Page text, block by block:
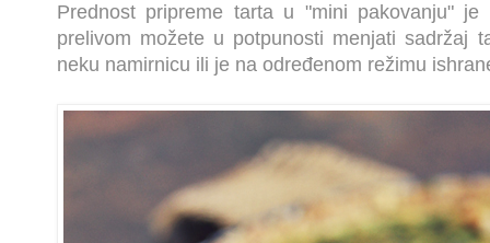
Prednost pripreme tarta u "mini pakovanju"
prelivom možete u potpunosti menjati sadržaj
neku namirnicu ili je na određenom režimu